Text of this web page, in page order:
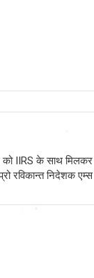
को IIRS के साथ मिलकर
रविकान्त निदेशक एम्स